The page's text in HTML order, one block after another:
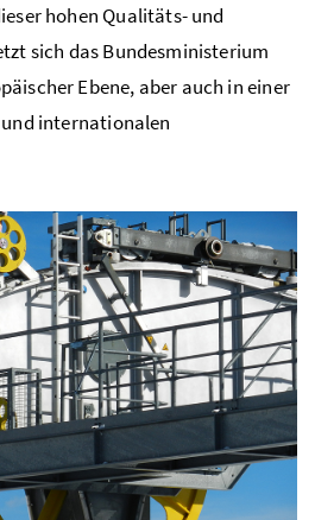
hohen Qualitäts- und
sich das Bundesministerium
Ebene, aber auch in einer
internationalen